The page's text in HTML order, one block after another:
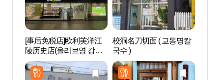
[事后免税店]欧利芙洋江
陵历史店(올리브영 강릉
역사점)
校洞名刀切面 ( 교동명칼
국수 )